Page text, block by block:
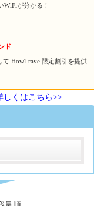
WiFiが分かる！
ド
供
しくはこちら>>